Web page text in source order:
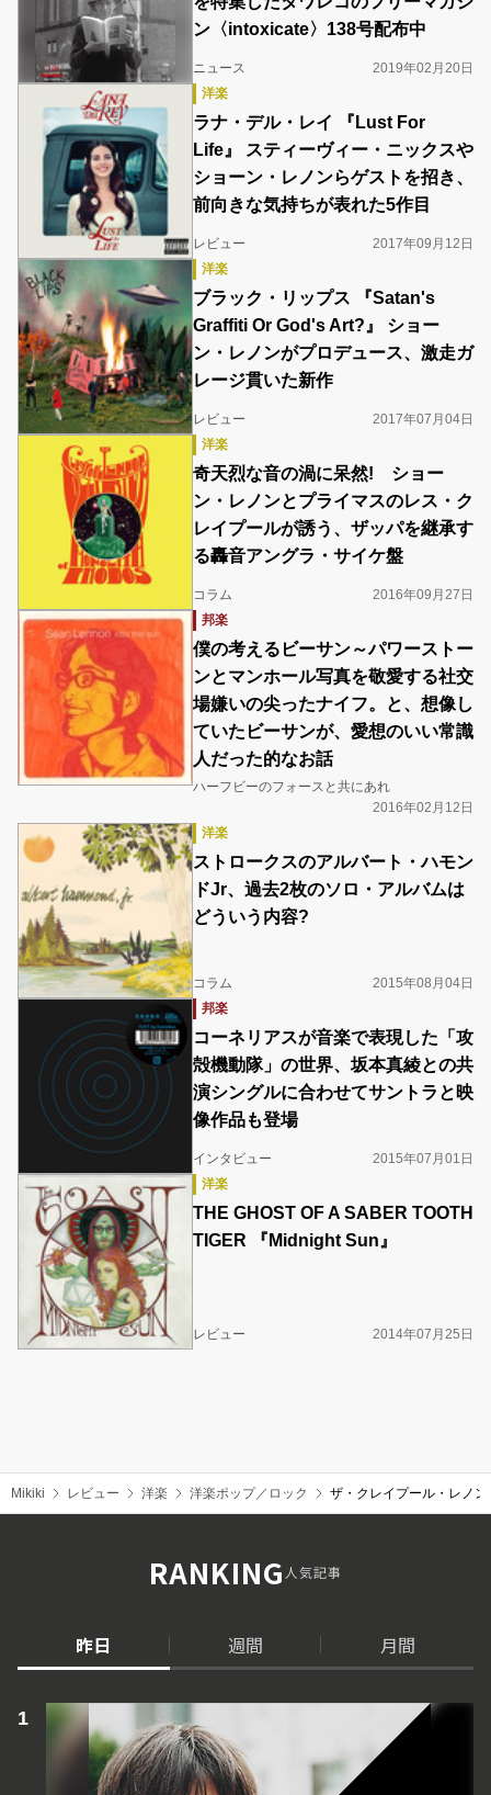
ン〈intoxicate〉138号配布中
ニュース
2019年02月20日
洋楽
ラナ・デル・レイ 『Lust For
Life』 スティーヴィー・ニックスや
ショーン・レノンらゲストを招き、
前向きな気持ちが表れた5作目
レビュー
2017年09月12日
洋楽
ブラック・リップス 『Satan's
Graffiti Or God's Art?』 ショー
ン・レノンがプロデュース、激走ガ
レージ貫いた新作
レビュー
2017年07月04日
洋楽
奇天烈な音の渦に呆然! ショー
ン・レノンとプライマスのレス・ク
レイプールが誘う、ザッパを継承す
る轟音アングラ・サイケ盤
コラム
2016年09月27日
邦楽
僕の考えるビーサン～パワーストー
ンとマンホール写真を敬愛する社交
場嫌いの尖ったナイフ。と、想像し
ていたビーサンが、愛想のいい常識
人だった的なお話
ハーフビーのフォースと共にあれ
2016年02月12日
洋楽
ストロークスのアルバート・ハモン
ドJr、過去2枚のソロ・アルバムは
どういう内容?
コラム
2015年08月04日
邦楽
コーネリアスが音楽で表現した「攻
殻機動隊」の世界、坂本真綾との共
演シングルに合わせてサントラと映
像作品も登場
インタビュー
2015年07月01日
洋楽
THE GHOST OF A SABER TOOTH
TIGER 『Midnight Sun』
レビュー 2014年07月25日
Mikiki レビュー 洋楽 洋楽ポップ／ロック ザ・クレイプール・レノ
RANKING人気記事
昨日 週間 月間